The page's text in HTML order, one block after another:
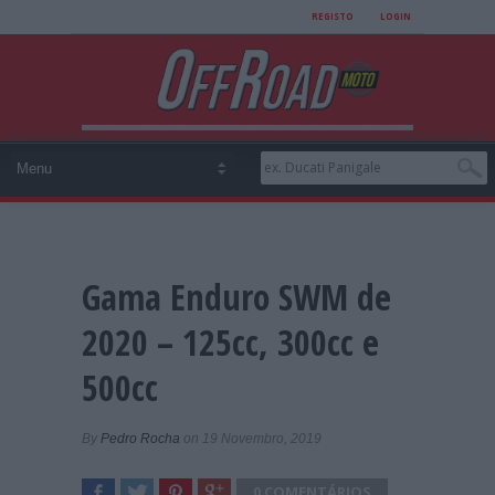
REGISTO LOGIN
Gama Enduro SWM de
2020 – 125cc, 300cc e
500cc
By Pedro Rocha on 19 Novembro, 2019